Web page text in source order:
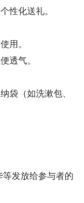
性化送礼。
用。
透气。
袋（如洗漱包、
发放给参与者的